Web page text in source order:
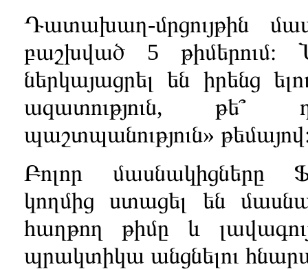
Դատախաղ-մրցույթին
բաշխված 5 թիմերում։
ներկայացրել են իրենց
ազատություն, թե՞
պաշտպանություն»
Բոլոր մասնակիցները
կողմից ստացել են
հաղթող թիմը և
պրակտիկա անցնելու